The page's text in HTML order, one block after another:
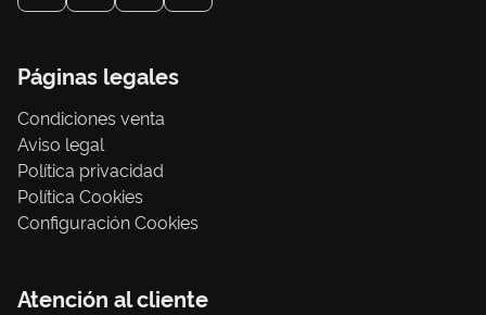
Páginas legales
Condiciones venta
Aviso legal
Política privacidad
Política Cookies
Configuración Cookies
Atención al cliente